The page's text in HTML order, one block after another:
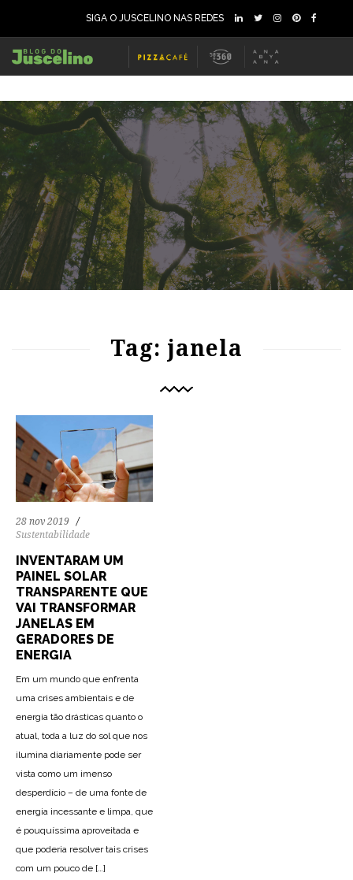
SIGA O JUSCELINO NAS REDES
Tag: janela
28 nov 2019
Sustentabilidade
INVENTARAM UM
PAINEL SOLAR
TRANSPARENTE QUE
VAI TRANSFORMAR
JANELAS EM
GERADORES DE
ENERGIA
Em um mundo que enfrenta
uma crises ambientais e de
energia tão drásticas quanto o
atual, toda a luz do sol que nos
ilumina diariamente pode ser
vista como um imenso
desperdício – de uma fonte de
energia incessante e limpa, que
é pouquíssima aproveitada e
que poderia resolver tais crises
com um pouco de […]